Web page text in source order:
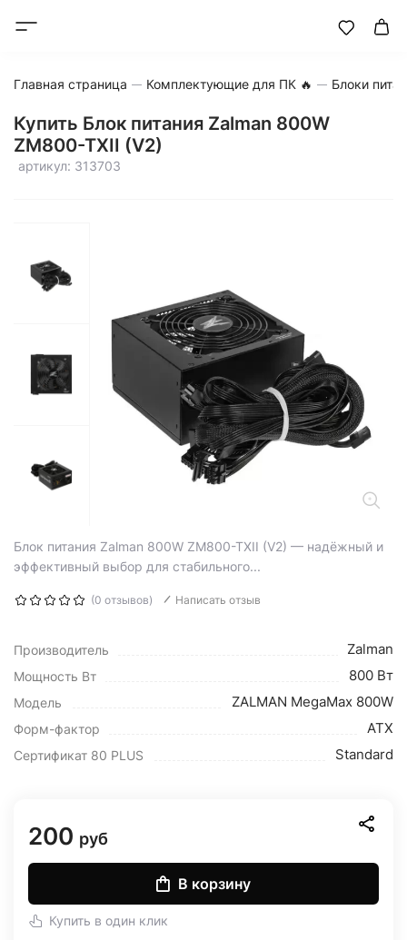
Главная страница Комплектующие для ПК 🔥 Блоки
Купить Блок питания Zalman 800W
ZM800-TXII (V2)
артикул: 313703
Блок питания Zalman 800W ZM800-TXII (V2) — надёжный и
эффективный выбор для стабильного...
(0 отзывов) Написать отзыв
Производитель Zalman
Мощность Вт 800 Вт
Модель ZALMAN MegaMax 800W
Форм-фактор ATX
Сертификат 80 PLUS Standard
200 руб
В корзину
Купить в один клик